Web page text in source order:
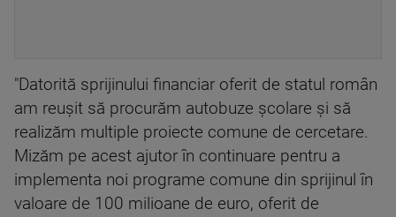
"Datorită sprijinului financiar oferit de statul român
am reuşit să procurăm autobuze şcolare şi să
realizăm multiple proiecte comune de cercetare.
Mizăm pe acest ajutor în continuare pentru a
implementa noi programe comune din sprijinul în
valoare de 100 milioane de euro, oferit de